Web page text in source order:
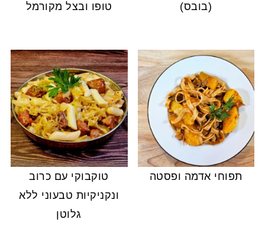
(בובס)
טופו ובצל מקורמל
תפוחי אדמה ופסטה
טוקבוקי עם כרוב
ונקניקיות טבעוני ללא
גלוטן